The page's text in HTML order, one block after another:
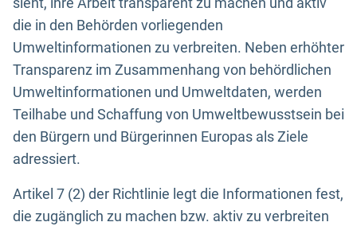
die in den Behörden vorliegenden
Umweltinformationen zu verbreiten. Neben erhöhter
Transparenz im Zusammenhang von behördlichen
Umweltinformationen und Umweltdaten, werden
Teilhabe und Schaffung von Umweltbewusstsein bei
den Bürgern und Bürgerinnen Europas als Ziele
adressiert.
Artikel 7 (2) der Richtlinie legt die Informationen fest,
die zugänglich zu machen bzw. aktiv zu verbreiten